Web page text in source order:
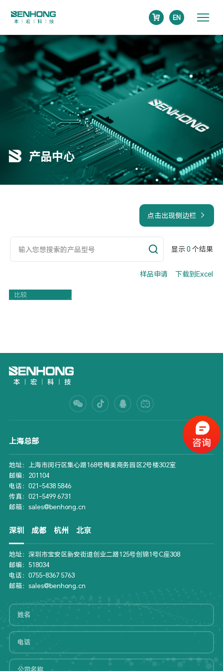
EN
产品中心
点击出现侧边栏
显示0 个结果
样品申请 下载到Excel
Part Number
比较
上海总部
地址：上海市闵行区集心路168号梅美商务园区2号楼302室
邮编：201104
电话：021-5438 5846
传真：021-5499 6731
邮箱：sales@benhong.cn
深圳 成都 杭州 北京
地址：深圳市宝安区新安街道创业二路125号创锦1号C座308
邮编：518034
电话：0755-8367 5763
邮箱：sales@benhong.cn